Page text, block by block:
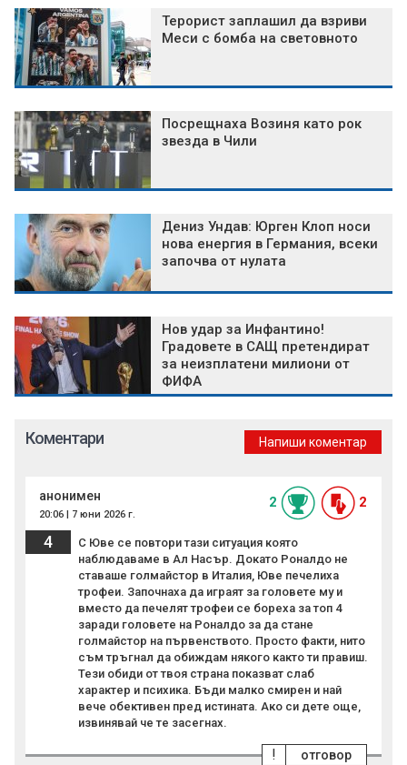
Терорист заплашил да взриви
Меси с бомба на световното
Посрещнаха Возиня като рок
звезда в Чили
Дениз Ундав: Юрген Клоп носи
нова енергия в Германия, всеки
започва от нулата
Нов удар за Инфантино!
Градовете в САЩ претендират
за неизплатени милиони от
ФИФА
Коментари Напиши коментар
анонимен
20:06 | 7 юни 2026 г.
2 2
4
С Юве се повтори тази ситуация която
наблюдаваме в Ал Насър. Докато Роналдо не
ставаше голмайстор в Италия, Юве печелиха
трофеи. Започнаха да играят за головете му и
вместо да печелят трофеи се бореха за топ 4
заради головете на Роналдо за да стане
голмайстор на първенството. Просто факти, нито
съм тръгнал да обиждам някого както ти правиш.
Тези обиди от твоя страна показват слаб
характер и психика. Бъди малко смирен и най
вече обективен пред истината. Ако си дете още,
извинявай че те засегнах.
отговор
!